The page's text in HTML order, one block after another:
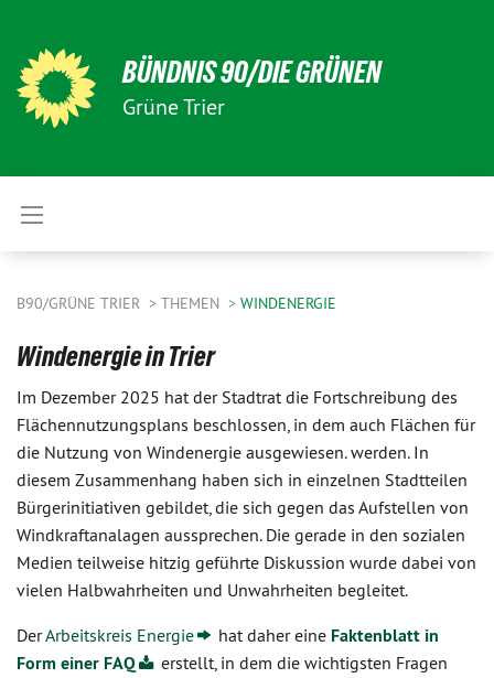
BÜNDNIS 90/DIE GRÜNEN
Grüne Trier
B90/GRÜNE TRIER THEMEN WINDENERGIE
Windenergie in Trier
Im Dezember 2025 hat der Stadtrat die Fortschreibung des
Flächennutzungsplans beschlossen, in dem auch Flächen für
die Nutzung von Windenergie ausgewiesen. werden. In
diesem Zusammenhang haben sich in einzelnen Stadtteilen
Bürgerinitiativen gebildet, die sich gegen das Aufstellen von
Windkraftanalagen aussprechen. Die gerade in den sozialen
Medien teilweise hitzig geführte Diskussion wurde dabei von
vielen Halbwahrheiten und Unwahrheiten begleitet.
DerArbeitskreis Energie hat daher eine Faktenblatt in
Form einer FAQ
erstellt, in dem die wichtigsten Fragen